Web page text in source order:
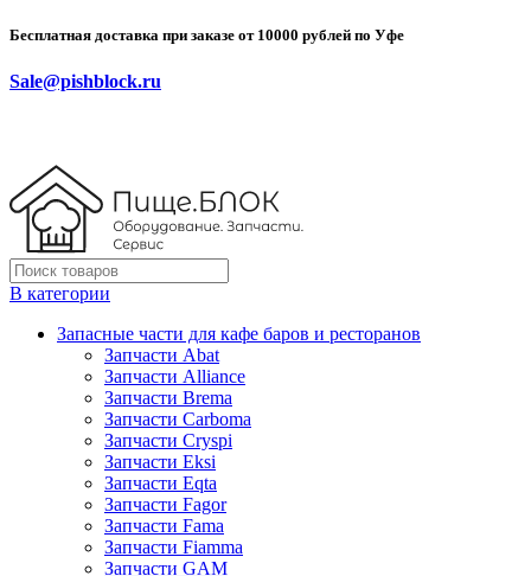
Бесплатная доставка при заказе от 10000 рублей по Уфе
Sale@pishblock.ru
В категории
Запасные части для кафе баров и ресторанов
Запчасти Abat
Запчасти Alliance
Запчасти Brema
Запчасти Carboma
Запчасти Cryspi
Запчасти Eksi
Запчасти Eqta
Запчасти Fagor
Запчасти Fama
Запчасти Fiamma
Запчасти GAM